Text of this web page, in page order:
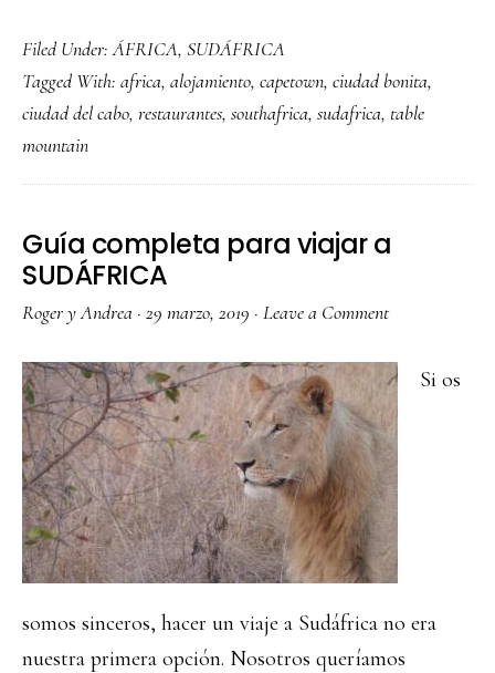
y
hacer
Ciudad
Filed Under:ÁFRICA, SUDÁFRICA
Tagged With: africa, alojamiento, capetown, ciudad bonita,
ciudad del cabo, restaurantes, southafrica, sudafrica, table
mountain
Guía completa para viajar a
SUDÁFRICA
Roger y Andrea · 29 marzo, 2019 · Leave a Comment
Si os
somos sinceros, hacer un viaje a Sudáfrica no era
nuestra primera opción. Nosotros queríamos